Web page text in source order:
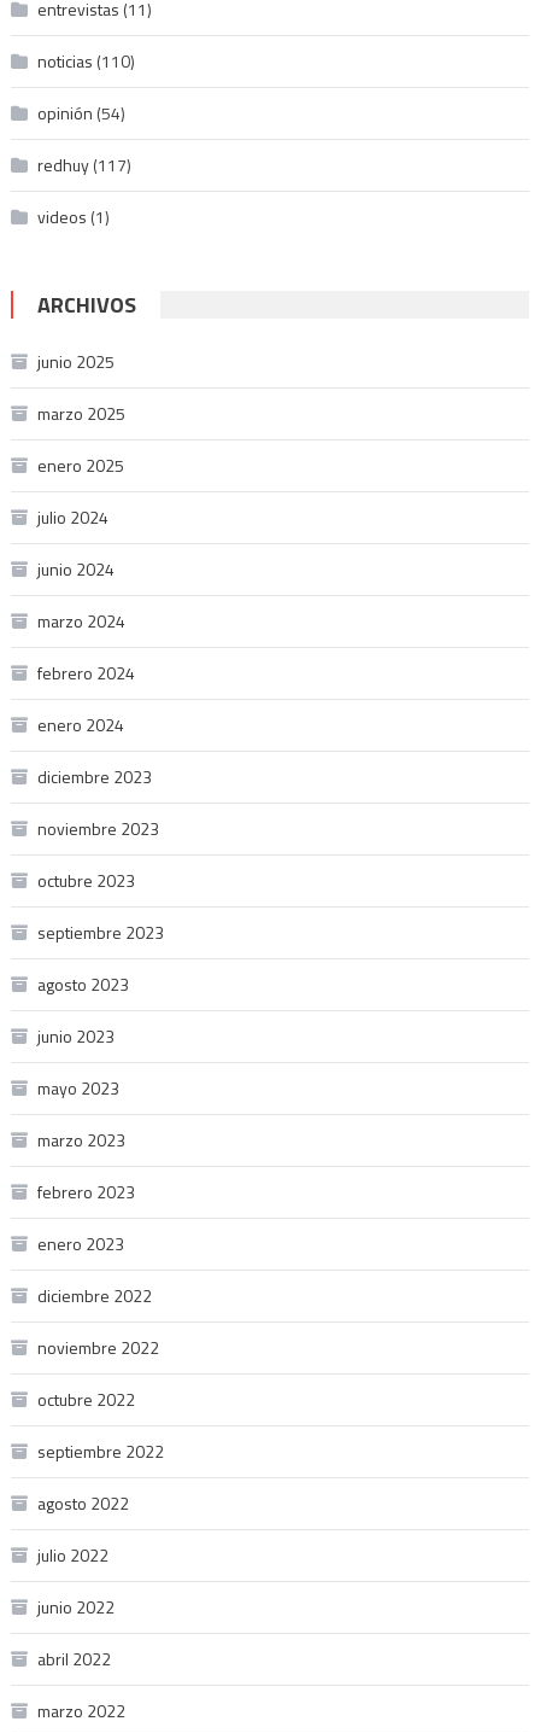
entrevistas (11)
noticias (110)
opinión (54)
redhuy(117)
videos (1)
ARCHIVOS
junio 2025
marzo 2025
enero 2025
julio 2024
junio 2024
marzo 2024
febrero 2024
enero 2024
diciembre 2023
noviembre 2023
octubre 2023
septiembre 2023
agosto 2023
junio 2023
mayo 2023
marzo 2023
febrero 2023
enero 2023
diciembre 2022
noviembre 2022
octubre 2022
septiembre 2022
agosto 2022
julio 2022
junio 2022
abril 2022
marzo 2022